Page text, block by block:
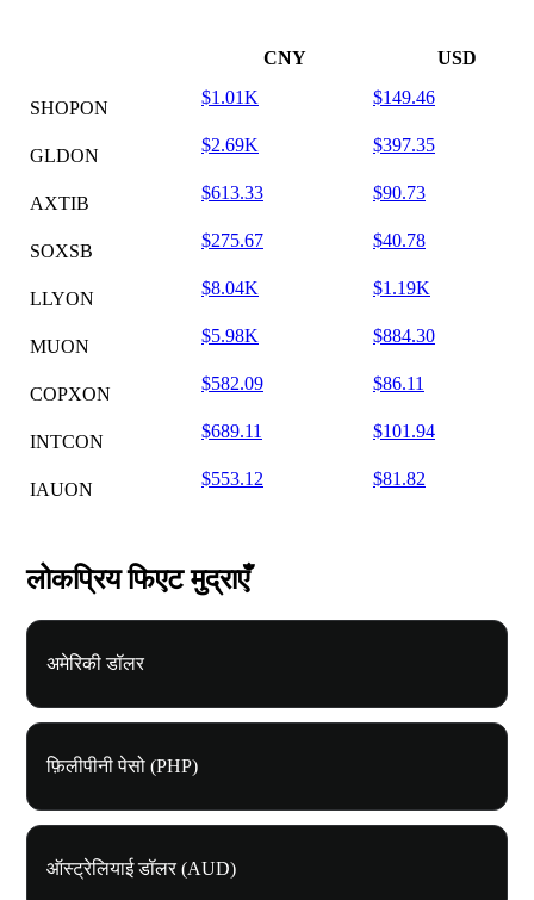
CNY USD
SHOPON
$1.01K $149.46
GLDON
$2.69K $397.35
AXTIB
$613.33 $90.73
SOXSB
$275.67 $40.78
LLYON
$8.04K $1.19K
MUON
$5.98K $884.30
COPXON
$582.09 $86.11
INTCON
$689.11 $101.94
IAUON
$553.12 $81.82
लोकप्रिय फिएट मुद्राएँ
अमेरिकी डॉलर
फ़िलीपीनी पेसो (PHP)
ऑस्ट्रेलियाई डॉलर (AUD)